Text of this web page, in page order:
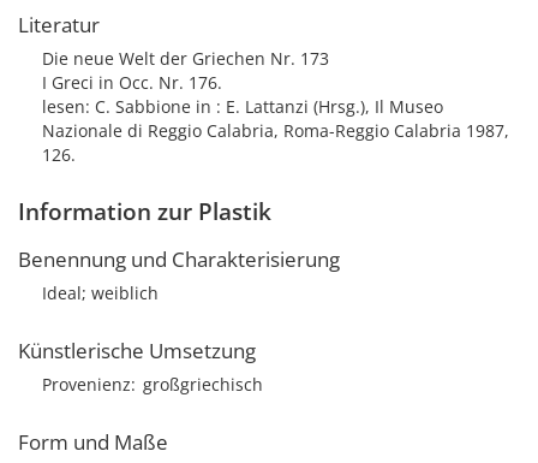
Literatur
Die neue Welt der Griechen Nr. 173
I Greci in Occ. Nr. 176.
lesen: C. Sabbione in : E. Lattanzi (Hrsg.), Il Museo
Nazionale di Reggio Calabria, Roma-Reggio Calabria 1987,
126.
Information zur Plastik
Benennung und Charakterisierung
Ideal; weiblich
Künstlerische Umsetzung
Provenienz großgriechisch
Form und Maße